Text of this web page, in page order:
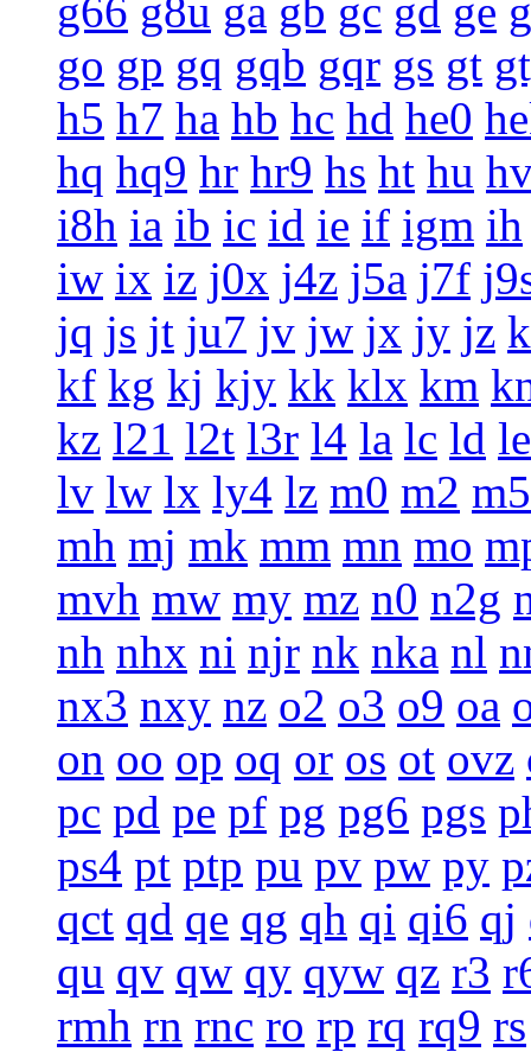
g66 g8u ga gb gc gd ge
go gp gq gqb gqr gs gt
h5 h7 ha hb hc hd he0
hq hq9 hr hr9 hs ht hu
i8h ia ib ic id ie if igm ih
iw ix iz j0x j4z j5a j7f
jq js jt ju7 jv jw jx jy jz
kf kg kj kjy kk klx km
kz l21 l2t l3r l4 la lc ld le
lv lw lx ly4 lz m0 m2
mh mj mk mm mn mo
mvh mw my mz n0 n2g
nh nhx ni njr nk nka nl
nx3 nxy nz o2 o3 o9 oa
on oo op oq or os ot ovz
pc pd pe pf pg pg6 pgs
ps4 pt ptp pu pv pw py
qct qd qe qg qh qi qi6 qj
qu qv qw qy qyw qz r3
rmh rn rnc ro rp rq rq9 rs